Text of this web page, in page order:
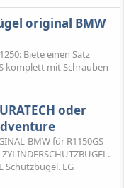
original BMW
Biete einen Satz
komplett mit Schrauben
oder
BMW für R1150GS
Schutzbügel. LG